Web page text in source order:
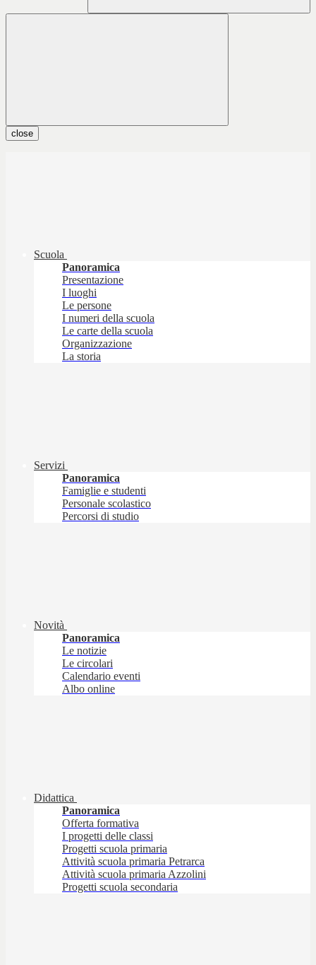
close
Scuola
Panoramica
Presentazione
I luoghi
Le persone
I numeri della scuola
Le carte della scuola
Organizzazione
La storia
Servizi
Panoramica
Famiglie e studenti
Personale scolastico
Percorsi di studio
Novità
Panoramica
Le notizie
Le circolari
Calendario eventi
Albo online
Didattica
Panoramica
Offerta formativa
I progetti delle classi
Progetti scuola primaria
Attività scuola primaria Petrarca
Attività scuola primaria Azzolini
Progetti scuola secondaria